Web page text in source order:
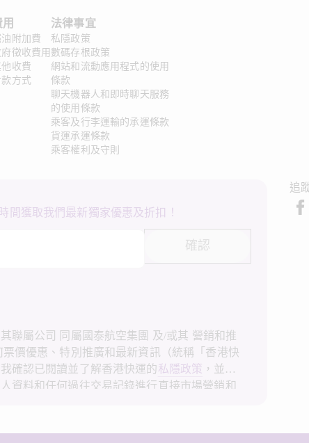
油附加費
徵收費用
他收費
款方式
法律事宜
私隱政策
數碼存根政策
網站和流動應用程式的使用
條款
聊天機器人和即時聊天服務
的使用條款
乘客及行李運輸的承運條款
貨運承運條款
乘客權利及守則
間獲取我們最新獨家優惠及折扣！
確認
聯屬公司 同屬國泰航空集團 及/或其 營銷和推
價優惠、特別推廣和最新資訊（統稱「香港快
確認已閱讀並了解香港快運的私隱政策 ，並同
資料和任何過往交易記錄進行直接市場營銷和
追